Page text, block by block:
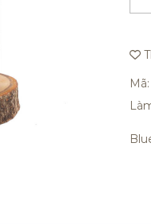
Mã: